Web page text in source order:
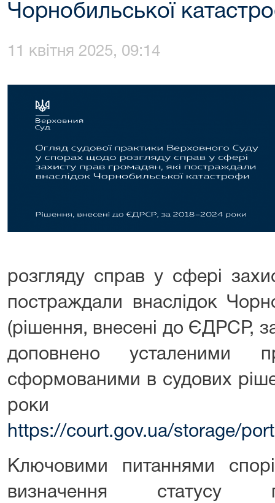
Чорнобильської
11 квітня 2025, 09:14
розгляду справ у сфері
постраждали внаслідок
(рішення, внесені до ЄДРСР,
доповнено усталеними
сформованими в судових
https://court.gov.ua/storage/
Ключовими питаннями
визначення статусу